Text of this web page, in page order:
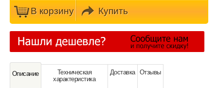
В кoрзину Купить
Oписание
Техническая
характeристика
Доставка Отзывы